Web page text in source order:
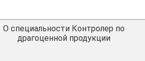
О специальности Контролер по
драгоценной продукции